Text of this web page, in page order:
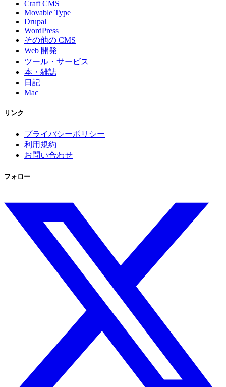
Craft CMS
Movable Type
Drupal
WordPress
その他の CMS
Web 開発
ツール・サービス
本・雑誌
日記
Mac
リンク
プライバシーポリシー
利用規約
お問い合わせ
フォロー